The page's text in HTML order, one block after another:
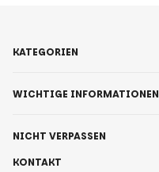
KONTAKT
KATEGORIEN
WICHTIGE INFORMATIONEN
NICHT VERPASSEN